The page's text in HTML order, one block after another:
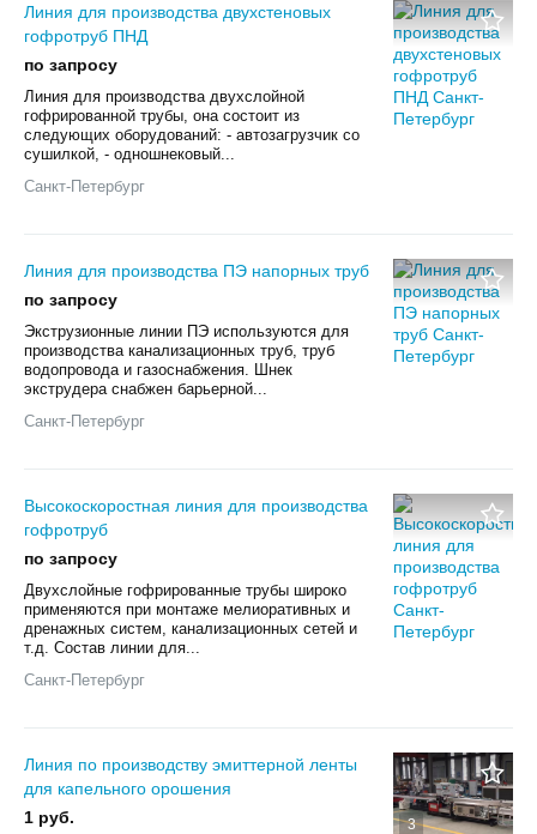
Линия для производства двухстеновых
гофротруб ПНД
по запросу
Линия для производства двухслойной
гофрированной трубы, она состоит из
следующих оборудований: - автозагрузчик со
сушилкой, - одношнековый...
Санкт-Петербург
Линия для производства ПЭ напорных труб
по запросу
Экструзионные линии ПЭ используются для
производства канализационных труб, труб
водопровода и газоснабжения. Шнек
экструдера снабжен барьерной...
Санкт-Петербург
Высокоскоростная линия для производства
гофротруб
по запросу
Двухслойные гофрированные трубы широко
применяются при монтаже мелиоративных и
дренажных систем, канализационных сетей и
т.д. Состав линии для...
Санкт-Петербург
3
Линия по производству эмиттерной ленты
для капельного орошения
1 руб.